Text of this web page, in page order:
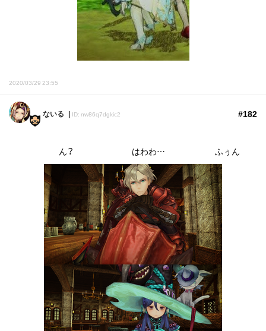
2020/03/29 23:55
ないる ID: nw86q7dgkic2 #182
ん？ はわわ… ふぅん